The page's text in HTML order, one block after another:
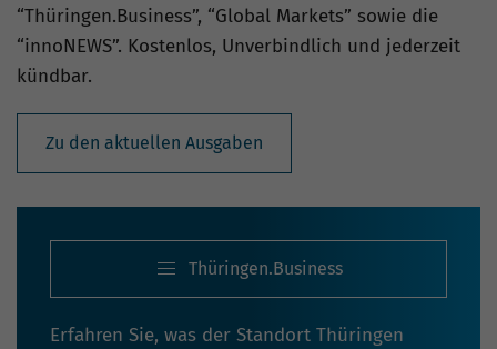
“Thüringen.Business”, “Global Markets” sowie die
“innoNEWS”. Kostenlos, Unverbindlich und jederzeit
kündbar.
Zu den aktuellen Ausgaben
Thüringen.Business
Erfahren Sie, was der Standort Thüringen